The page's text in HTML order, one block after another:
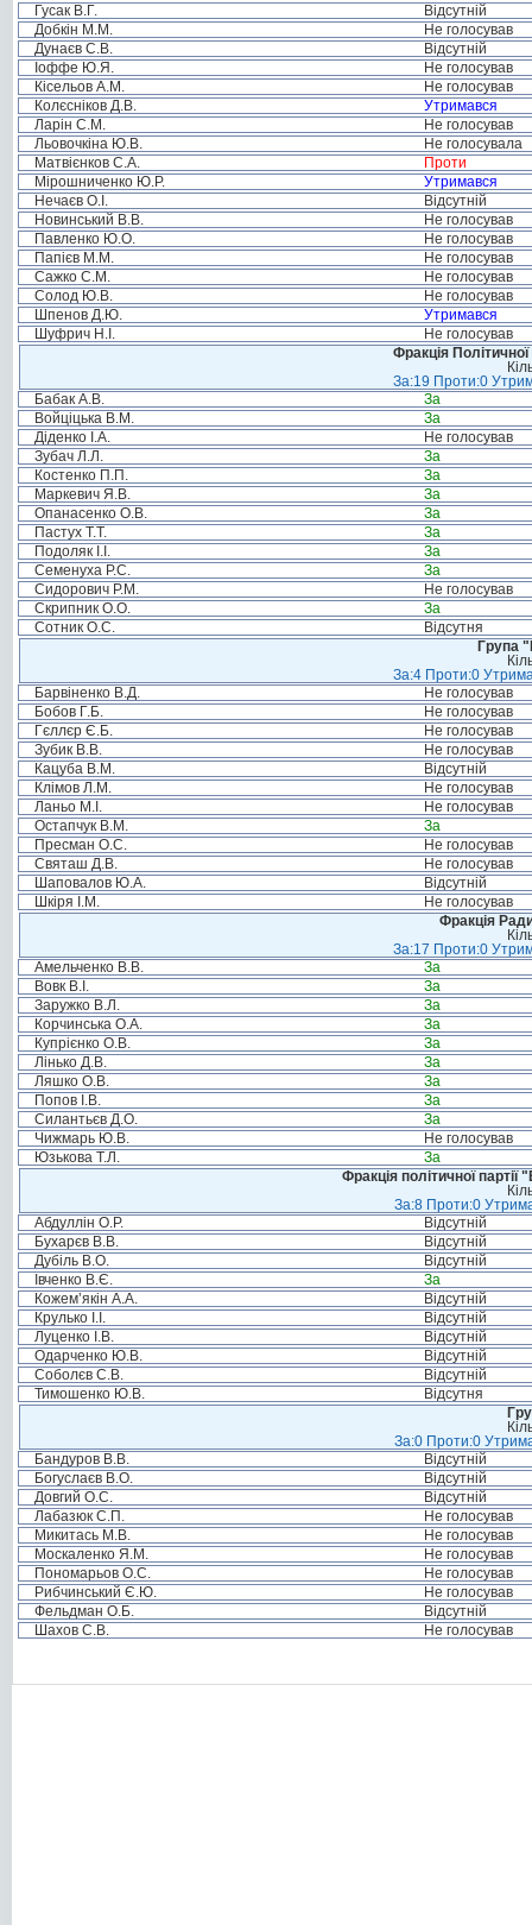
Гусак В.Г.
Відсутній
Добкін М.М.
Не голосував
Дунаєв С.В.
Відсутній
Іоффе Ю.Я.
Не голосував
Кісельов А.М.
Не голосував
Колєсніков Д.В.
Утримався
Ларін С.М.
Не голосував
Льовочкіна Ю.В.
Не голосувала
Матвієнков С.А.
Проти
Мірошниченко Ю.Р.
Утримався
Нечаєв О.І.
Відсутній
Новинський В.В.
Не голосував
Павленко Ю.О.
Не голосував
Папієв М.М.
Не голосував
Сажко С.М.
Не голосував
Солод Ю.В.
Не голосував
Шпенов Д.Ю.
Утримався
Шуфрич Н.І.
Не голосував
Фракція
За:19 Проти:0
Бабак А.В.
За
Войціцька В.М.
За
Діденко І.А.
Не голосував
Зубач Л.Л.
За
Костенко П.П.
За
Маркевич Я.В.
За
Опанасенко О.В.
За
Пастух Т.Т.
За
Подоляк І.І.
За
Семенуха Р.С.
За
Сидорович Р.М.
Не голосував
Скрипник О.О.
За
Сотник О.С.
Відсутня
Група
За:4 Проти:0
Барвіненко В.Д.
Не голосував
Бобов Г.Б.
Не голосував
Гєллєр Є.Б.
Не голосував
Зубик В.В.
Не голосував
Кацуба В.М.
Відсутній
Клімов Л.М.
Не голосував
Ланьо М.І.
Не голосував
Остапчук В.М.
За
Пресман О.С.
Не голосував
Святаш Д.В.
Не голосував
Шаповалов Ю.А.
Відсутній
Шкіря І.М.
Не голосував
Фракція
За:17 Проти:0
Амельченко В.В.
За
Вовк В.І.
За
Заружко В.Л.
За
Корчинська О.А.
За
Купрієнко О.В.
За
Лінько Д.В.
За
Ляшко О.В.
За
Попов І.В.
За
Силантьєв Д.О.
За
Чижмарь Ю.В.
Не голосував
Юзькова Т.Л.
За
Фракція політичної
За:8 Проти:0
Абдуллін О.Р.
Відсутній
Бухарєв В.В.
Відсутній
Дубіль В.О.
Відсутній
Івченко В.Є.
За
Кожем’якін А.А.
Відсутній
Крулько І.І.
Відсутній
Луценко І.В.
Відсутній
Одарченко Ю.В.
Відсутній
Соболєв С.В.
Відсутній
Тимошенко Ю.В.
Відсутня
За:0 Проти:0
Бандуров В.В.
Відсутній
Богуслаєв В.О.
Відсутній
Довгий О.С.
Відсутній
Лабазюк С.П.
Не голосував
Микитась М.В.
Не голосував
Москаленко Я.М.
Не голосував
Пономарьов О.С.
Не голосував
Рибчинський Є.Ю.
Не голосував
Фельдман О.Б.
Відсутній
Шахов С.В.
Не голосував